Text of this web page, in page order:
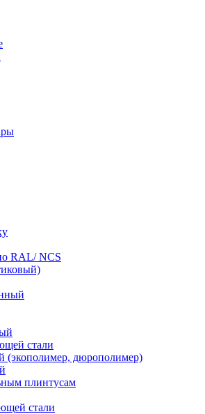
RAL/ NCS
стали
(экополимер, дюрополимер)
плинтусам
стали